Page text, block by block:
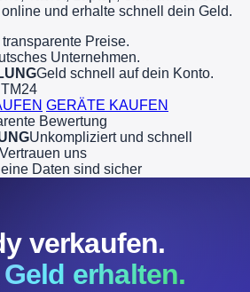
und erhalte schnell dein Geld.
Preise.
Unternehmen.
Geld schnell auf dein Konto.
GERÄTE KAUFEN
Bewertung
Unkompliziert und schnell
Vertrauen uns
Daten sind sicher
verkaufen.
erhalten.